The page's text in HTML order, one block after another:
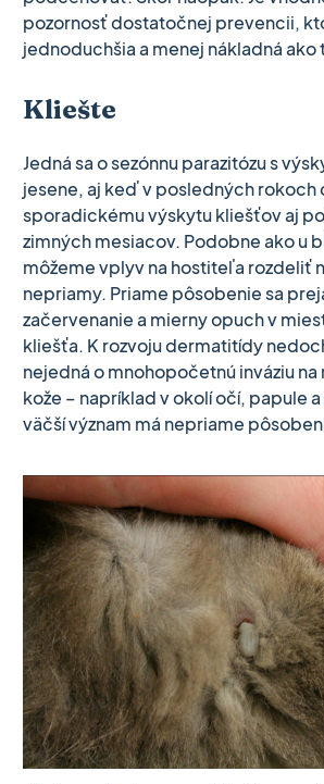
pozornosť dostatočnej prevencii,
jednoduchšia a menej nákladná ako
Kliešte
Jedná sa o sezónnu parazitózu s
jesene, aj keď v posledných rokoch
sporadickému výskytu kliešťov aj
zimných mesiacov. Podobne ako u
môžeme vplyv na hostiteľa rozdeliť
nepriamy. Priame pôsobenie sa
začervenanie a mierny opuch v
kliešťa. K rozvoju dermatitídy
nejedná o mnohopočetnú inváziu
kože – napríklad v okolí očí, papule
väčší význam má nepriame